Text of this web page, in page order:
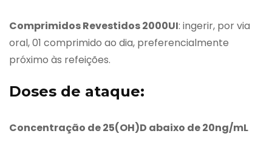
Comprimidos Revestidos 2000UI: ingerir, por via
oral, 01 comprimido ao dia, preferencialmente
próximo às refeições.
Doses de ataque:
Concentração de 25(OH)D abaixo de 20ng/mL